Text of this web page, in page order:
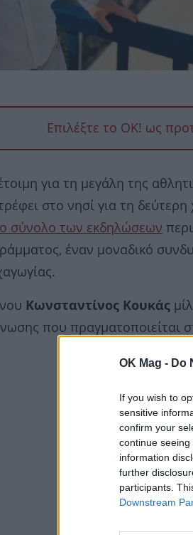
OK Mag - Do
If you wish to
sensitive
confirm your
continue
information
further
participants.
Downstream
Επιλέξτε το OK! ως
για τη μεγάλη της
στο νησί για τη
σύνολο των εκδηλώσεων
έναν μοναδικό
Κωνσταντίνος Κουκάς
που πραγματοποιείται